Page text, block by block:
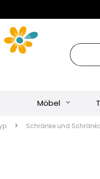
Möbel
Schränke und